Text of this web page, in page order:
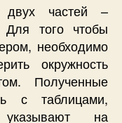
частей –
того чтобы
необходимо
окружность
Полученные
с таблицами,
указывают на